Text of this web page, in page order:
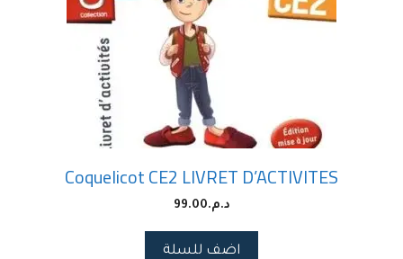
Coquelicot CE2 LIVRET D’ACTIVITES
د.م.99.00
اضف للسلة